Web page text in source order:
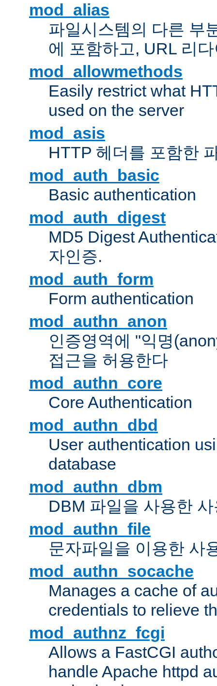
mod_alias
파일시스템의 다른 부
에 포함하고, URL 리
mod_allowmethods
Easily restrict what
used on the server
mod_asis
HTTP 헤더를 포함한
mod_auth_basic
Basic authentication
mod_auth_digest
MD5 Digest
자인증.
mod_auth_form
Form authentication
mod_authn_anon
인증영역에 "익명
접근을 허용한다
mod_authn_core
Core Authentication
mod_authn_dbd
User authentication
database
mod_authn_dbm
DBM 파일을 사용한
mod_authn_file
문자파일을 이용한 사
mod_authn_socache
Manages a cache of
credentials to relieve
mod_authnz_fcgi
Allows a FastCGI
handle Apache httpd